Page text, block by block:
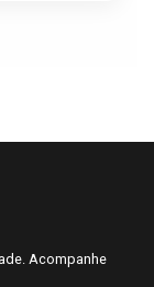
Acompanhe